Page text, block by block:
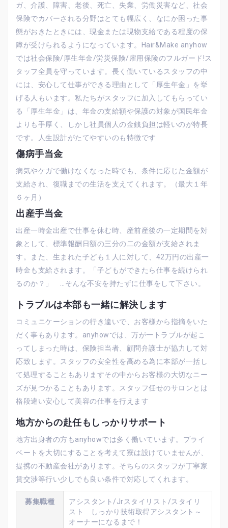
ガ、介護、障害、老後、死亡、失業、労働災害など、社会
保険でカバーされる分野はとても幅広く、なにか困った事
態がおきたときには、現金または現物支給である程度の保
障が受けられるようになっています。Hair&Make anyhow
では社会保険/厚生年金/労災保険/雇用保険のフルガード!ス
タッフ全員を守っています。長く働いているスタッフの中
には、安心して仕事ができる理由として「厚生年金」を挙
げる人もいます。私たちがスタッフに加入してもらってい
る「厚生年金」は、年金の支給額や保護の対象が国民年金
よりも手厚く、しかし社員個人の金銭負担は軽いのが特長
です。人生設計がたてやすいのも特徴です
傷病手当金
病気やケガで働けなくなった時でも、条件に応じた金額が
支給され、復職までの生活を支えてくれます。（最大１年
６ヶ月）
出産手当金
出産一時金出産で仕事を休む時、産前産後の一定期間を対
象として、標準報酬日額の三分の二の金額が支給されま
す。また、生まれた子ども１人に対して、42万円の出産一
時金も支給されます。「子どもができたら仕事を続けられ
るのか？」 …そんな不安を持たずに仕事をして下さい。
トラブルは本部も一緒に解決します
コミュニケーションの行き違いで、お客様から指摘をいた
だく事もあります。anyhowでは、万が一トラブルが起こ
ってしまった時は、保険担当者、顧問弁護士が協力して対
応致します。スタッフの安全性を高める為に本部が一括し
て処理することもありますその中からお客様の大切なニー
ズが見つかることもあります。スタッフ任せのサロンとは
格段違い安心して美容の仕事を行えます
地方からの赴任もしっかりサポート
地方出身者の方もanyhowでは多く働いています。プライ
ベートを大切にすることを考えて寮は設けていませんが、
提携の不動産会社があります。そちらのスタッフが丁寧家
賃交渉等行い少しでも良い条件で対応してくれます。
募集職種
アシスタント/Jrスタイリスト/スタイリ
スト しっかり技術取得アシスタント～
オーナーになるまで！